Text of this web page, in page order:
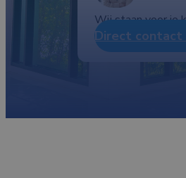
Wij staan voor je
Direct contact